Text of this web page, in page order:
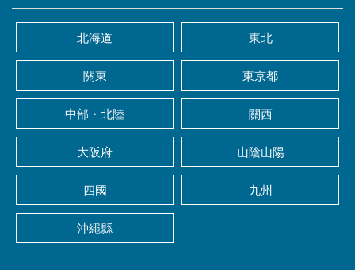
北海道 東北
關東 東京都
中部・北陸 關西
大阪府 山陰山陽
四國 九州
沖繩縣